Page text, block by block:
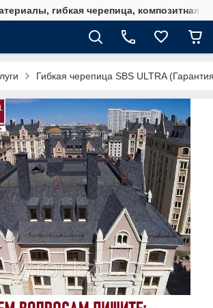
гибкая черепица, композитная
Гибкая черепица SBS ULTRA